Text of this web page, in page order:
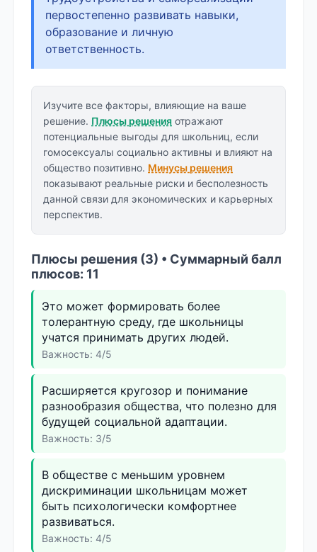
первостепенно развивать навыки,
образование и личную
ответственность.
Изучите все факторы, влияющие на ваше
решение. Плюсы решения отражают
потенциальные выгоды для школьниц, если
гомосексуалы социально активны и влияют на
общество позитивно. Минусы решения
показывают реальные риски и бесполезность
данной связи для экономических и карьерных
перспектив.
Плюсы решения (3) • Суммарный балл
плюсов: 11
Это может формировать более
толерантную среду, где школьницы
учатся принимать других людей.
Важность: 4/5
Расширяется кругозор и понимание
разнообразия общества, что полезно для
будущей социальной адаптации.
Важность: 3/5
В обществе с меньшим уровнем
дискриминации школьницам может
быть психологически комфортнее
развиваться.
Важность: 4/5